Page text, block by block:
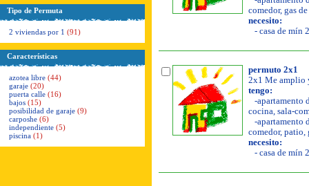
Tipo de Permuta
2 viviendas por 1 (91)
Características
azotea libre (44)
garaje (20)
puerta calle (16)
bajos (15)
posibilidad de garaje (9)
carposhe (6)
independiente (5)
piscina (1)
comedor, gas
necesito:
- casa de mín
permuto 2x1
2x1 Me amplio
tengo:
-apartamento
cocina, sala-
-apartamento
comedor, patio,
necesito:
- casa de mín